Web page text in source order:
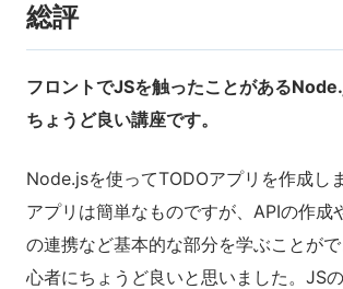
総評
フロントでJSを触ったことがある
ちょうど良い講座です。
Node.jsを使ってTODOアプリを作成し
アプリは簡単なものですが、APIの作成
の連携など基本的な部分を学ぶことが
心者にちょうど良いと思いました。JS